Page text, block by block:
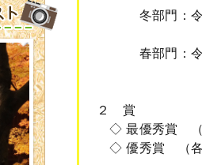
冬部門：令和
春部門：令和
２ 賞
◇ 最優秀賞 （
◇ 優秀賞 （各